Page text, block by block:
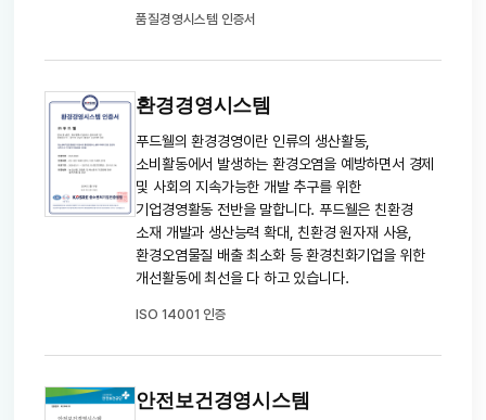
품질경영시스템 인증서
환경경영시스템
푸드웰의 환경경영이란 인류의 생산활동,
소비활동에서 발생하는 환경오염을 예방하면서 경제
및 사회의 지속가능한 개발 추구를 위한
기업경영활동 전반을 말합니다. 푸드웰은 친환경
소재 개발과 생산능력 확대, 친환경 원자재 사용,
환경오염물질 배출 최소화 등 환경친화기업을 위한
개선활동에 최선을 다 하고 있습니다.
ISO 14001 인증
안전보건경영시스템